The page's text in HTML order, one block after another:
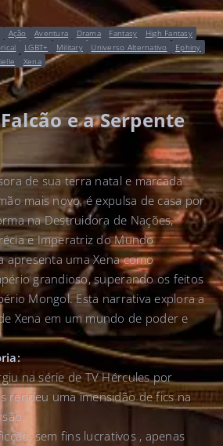
Ação Aventura Drama Fantasy
High Fantasy
LGBT+ Military Universo Alternativo
Ephiny
Xena
e a Serpente
de sua terra natal e marcada
mais novo, é expulsa de casa por
na Destruidora de Nações,
e Imperatriz do Mundo
apresenta uma Xena como
grandioso, superando os feitos
Mongol. Esta narrativa explora a
Xena em um mundo de poder e
na série de TV Hércules por
rendeu uma imensidão de fics na
sem fins lucrativos , apenas